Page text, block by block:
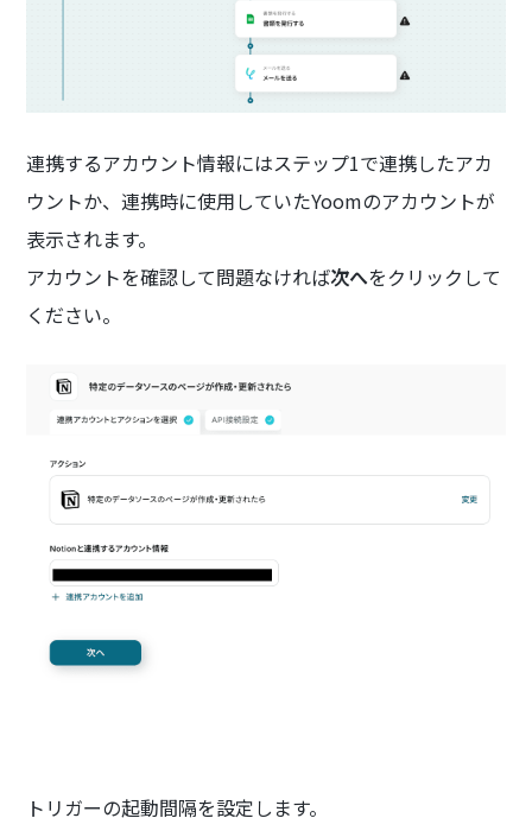
連携するアカウント情報にはステップ1で連携したアカ
ウントか、連携時に使用していたYoomのアカウントが
表示されます。
アカウントを確認して問題なければ次へをクリックして
ください。
トリガーの起動間隔を設定します。